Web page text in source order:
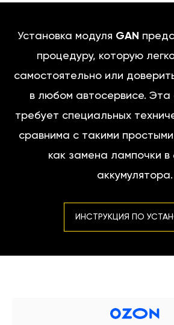
Установка модуля GAN
процедуру, которую
самостоятельно или
в любом автосервисе. Эта
требует специальных
сравнима с такими
как замена лампочки
аккумулятора.
ИНСТРУКЦИЯ ПО